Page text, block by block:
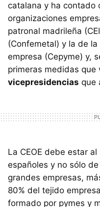
catalana y ha contado
organizaciones
patronal madrileña
(Confemetal) y la de
empresa (Cepyme) y,
primeras medidas que
vicepresidencias que
La CEOE debe estar
españoles y no sólo
grandes empresas,
80% del tejido
formado por pymes y